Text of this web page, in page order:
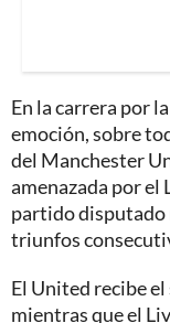
En la carrera por
emoción, sobre
del Manchester
amenazada por el
partido disputado
triunfos
El United recibe
mientras que el